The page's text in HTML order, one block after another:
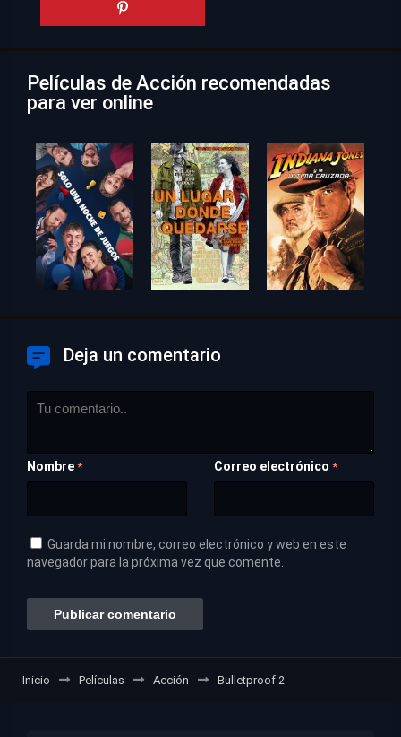
Películas de Acción recomendadas
para ver online
Deja un comentario
Nombre * Correo electrónico *
Guarda mi nombre, correo electrónico y web en este
navegador para la próxima vez que comente.
Inicio Películas Acción Bulletproof 2